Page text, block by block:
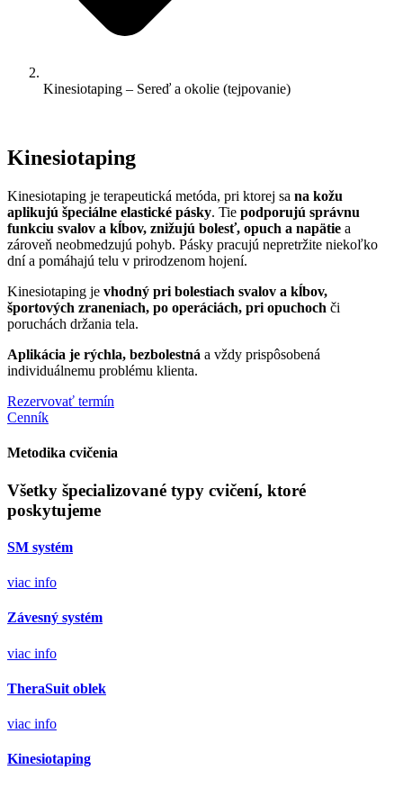
Kinesiotaping – Sereď a okolie (tejpovanie)
Kinesiotaping
Kinesiotaping je terapeutická metóda, pri ktorej sa na kožu
aplikujú špeciálne elastické pásky. Tie podporujú správnu
funkciu svalov a kĺbov, znižujú bolesť, opuch a napätie a
zároveň neobmedzujú pohyb. Pásky pracujú nepretržite niekoľko
dní a pomáhajú telu v prirodzenom hojení.
Kinesiotaping je vhodný pri bolestiach svalov a kĺbov,
športových zraneniach, po operáciách, pri opuchoch či
poruchách držania tela.
Aplikácia je rýchla, bezbolestná a vždy prispôsobená
individuálnemu problému klienta.
Rezervovať termín
Cenník
Metodika cvičenia
Všetky špecializované typy cvičení, ktoré
poskytujeme
SM systém
viac info
Závesný systém
viac info
TheraSuit oblek
viac info
Kinesiotaping